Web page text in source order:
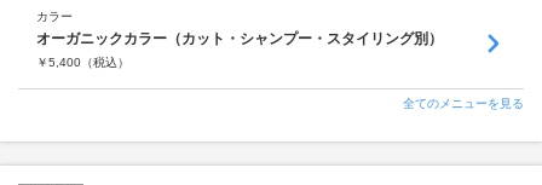
カラー
オーガニックカラー（カット・シャンプー・スタイリング別）
￥5,400 （税込）
全てのメニューを見る